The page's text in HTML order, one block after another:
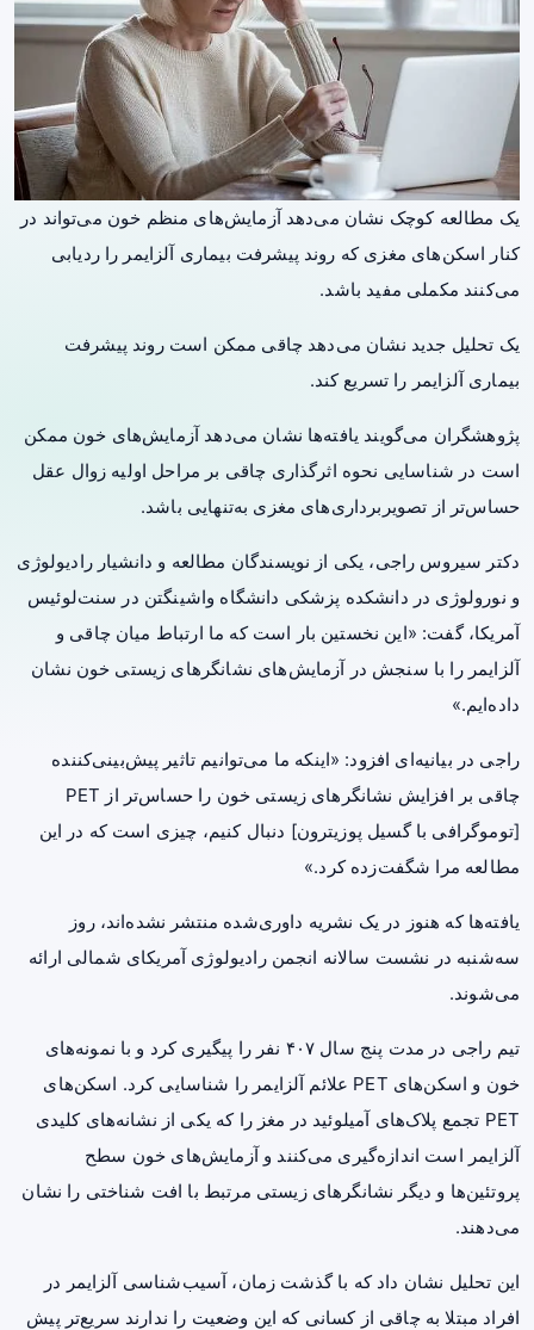
یک مطالعه کوچک نشان می‌دهد آزمایش‌های منظم خون می‌تواند در
کنار اسکن‌های مغزی که روند پیشرفت بیماری آلزایمر را ردیابی
می‌کنند مکملی مفید باشد.
یک تحلیل جدید نشان می‌دهد چاقی ممکن است روند پیشرفت
بیماری آلزایمر را تسریع کند.
پژوهشگران می‌گویند یافته‌ها نشان می‌دهد آزمایش‌های خون ممکن
است در شناسایی نحوه اثرگذاری چاقی بر مراحل اولیه زوال عقل
حساس‌تر از تصویربرداری‌های مغزی به‌تنهایی باشد.
دکتر سیروس راجی، یکی از نویسندگان مطالعه و دانشیار رادیولوژی
و نورولوژی در دانشکده پزشکی دانشگاه واشینگتن در سنت‌لوئیس
آمریکا، گفت: «این نخستین بار است که ما ارتباط میان چاقی و
آلزایمر را با سنجش در آزمایش‌های نشانگرهای زیستی خون نشان
داده‌ایم.»
راجی در بیانیه‌ای افزود: «اینکه ما می‌توانیم تاثیر پیش‌بینی‌کننده
چاقی بر افزایش نشانگرهای زیستی خون را حساس‌تر از PET
[توموگرافی با گسیل پوزیترون] دنبال کنیم، چیزی است که در این
مطالعه مرا شگفت‌زده کرد.»
یافته‌ها که هنوز در یک نشریه داوری‌شده منتشر نشده‌اند، روز
سه‌شنبه در نشست سالانه انجمن رادیولوژی آمریکای شمالی ارائه
می‌شوند.
تیم راجی در مدت پنج سال ۴۰۷ نفر را پیگیری کرد و با نمونه‌های
خون و اسکن‌های PET علائم آلزایمر را شناسایی کرد. اسکن‌های
PET تجمع پلاک‌های آمیلوئید در مغز را که یکی از نشانه‌های کلیدی
آلزایمر است اندازه‌گیری می‌کنند و آزمایش‌های خون سطح
پروتئین‌ها و دیگر نشانگرهای زیستی مرتبط با افت شناختی را نشان
می‌دهند.
این تحلیل نشان داد که با گذشت زمان، آسیب‌شناسی آلزایمر در
افراد مبتلا به چاقی از کسانی که این وضعیت را ندارند سریع‌تر پیش